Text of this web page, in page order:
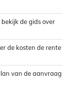
de gids over
de kosten de rente
van de aanvraag